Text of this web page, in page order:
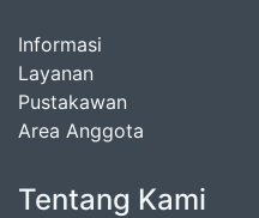
Informasi
Layanan
Pustakawan
Area Anggota
Tentang Kami